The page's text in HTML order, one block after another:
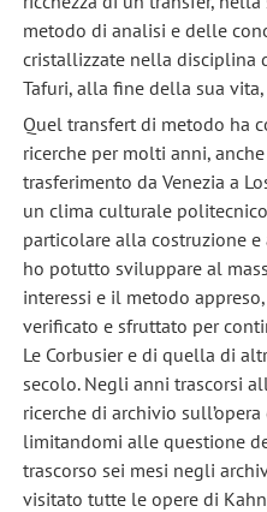
metodo di analisi e delle
cristallizzate nella disciplina
Tafuri, alla fine della sua
Quel transfert di metodo ha
ricerche per molti anni,
trasferimento da Venezia a
un clima culturale
particolare alla costruzione
ho potutto sviluppare al
interessi e il metodo
verificato e sfruttato per
Le Corbusier e di quella di
secolo. Negli anni trascorsi
ricerche di archivio
limitandomi alle questione
trascorso sei mesi negli
visitato tutte le opere di